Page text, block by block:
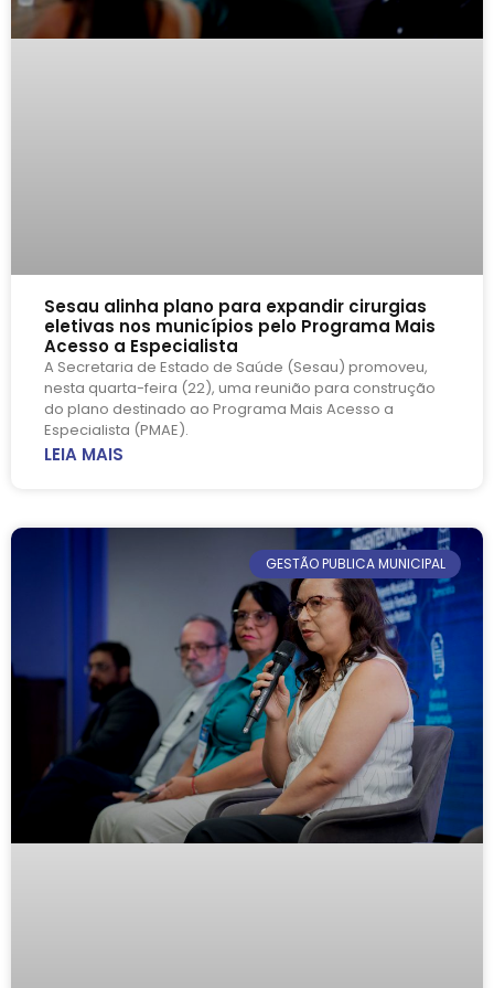
Sesau alinha plano para expandir cirurgias
eletivas nos municípios pelo Programa Mais
Acesso a Especialista
A Secretaria de Estado de Saúde (Sesau) promoveu,
nesta quarta-feira (22), uma reunião para construção
do plano destinado ao Programa Mais Acesso a
Especialista (PMAE).
LEIA MAIS
GESTÃO PUBLICA MUNICIPAL